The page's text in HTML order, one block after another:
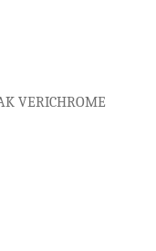
VERICHROME